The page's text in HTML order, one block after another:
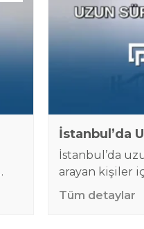
İstanbul’da
İstanbul’da
arayan kişiler
yalnızca
daha
Tüm detaylar